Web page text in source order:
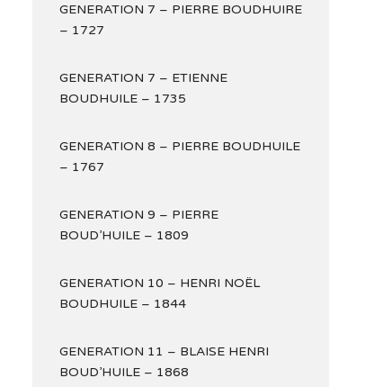
GENERATION 7 – PIERRE BOUDHUIRE
– 1727
GENERATION 7 – ETIENNE
BOUDHUILE – 1735
GENERATION 8 – PIERRE BOUDHUILE
– 1767
GENERATION 9 – PIERRE
BOUD’HUILE – 1809
GENERATION 10 – HENRI NOËL
BOUDHUILE – 1844
GENERATION 11 – BLAISE HENRI
BOUD’HUILE – 1868